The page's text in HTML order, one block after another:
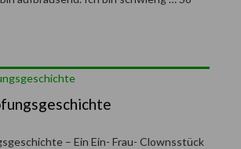
– Ein Ein- Frau- Clownsstück